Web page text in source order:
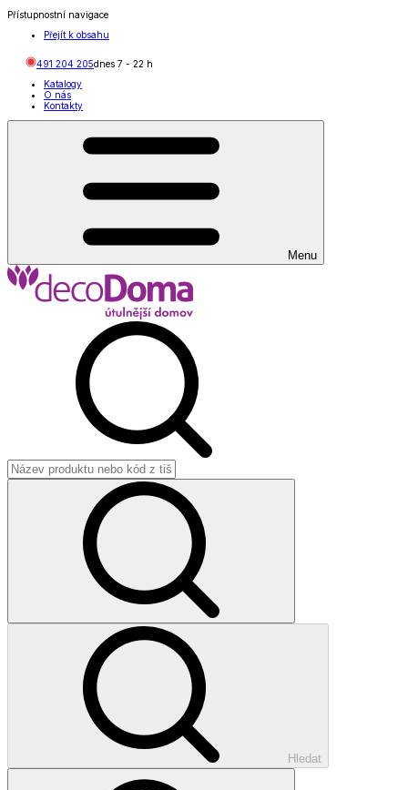
Přístupnostní navigace
Přejít k obsahu
491 204 205dnes 7 - 22 h
Katalogy
O nás
Kontakty
Menu
Hledat